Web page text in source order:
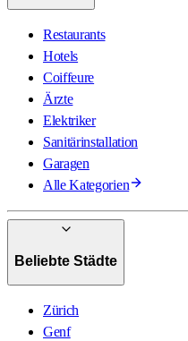
Restaurants
Hotels
Coiffeure
Ärzte
Elektriker
Sanitärinstallation
Garagen
Alle Kategorien
Beliebte Städte
Zürich
Genf